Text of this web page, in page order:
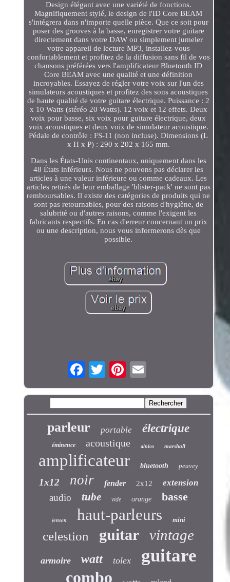
Design élégant avec une variété de fonctions.
Magnifiquement stylé, le design de l'ID Core BEAM
s'intégrera dans n'importe quelle pièce. Que ce soit pour
poser des grooves à la basse, enregistrer votre guitare
directement dans votre DAW ou simplement jumeler
votre appareil de lecture MP3, installez-vous
confortablement et profitez de la diffusion sans fil de vos
chansons préférées vers l'amplificateur Bluetooth ID
Core BEAM avec une qualité et une définition
incroyables. Essayez de régler votre voix sur l'un des
simulateurs acoustiques et profitez des sons acoustiques
de haute qualité de votre guitare électrique. Puissance : 2
x 10 Watts (stéréo 20 Watts). 12 voix et 12 effets. Deux
voix pour basse, six voix pour guitare électrique, deux
voix acoustiques et deux voix de simulateur acoustique.
Pédale de contrôle : FS-11 (non incluse). Dimensions (L
x H x P) : 290 x 202 x 165 mm.
Dans les États-Unis continentaux, uniquement dans les
48 États inférieurs. Nous ne pouvons pas déclarer les
articles à une valeur inférieure ou comme cadeaux. Les
articles retirés de leur emballage 'blister-pack' ne sont pas
remboursables. Il existe des catégories de produits qui ne
sont pas retournables, pour des raisons d'hygiène, de
salubrité ou d'autres raisons, comme l'exigent les
fabricants respectifs. En cas d'erreur concernant un prix
ou une description, nous vous informerons dès que
possible.
parleur portable électrique
éminence acoustique alnico marshall
amplificateur bluetooth peavey
1x12 noir fender 2x12 extension
audio tube vide orange basse
jensen haut-parleurs mini
celestion guitar vintage
armoire watt tolex guitare
combo